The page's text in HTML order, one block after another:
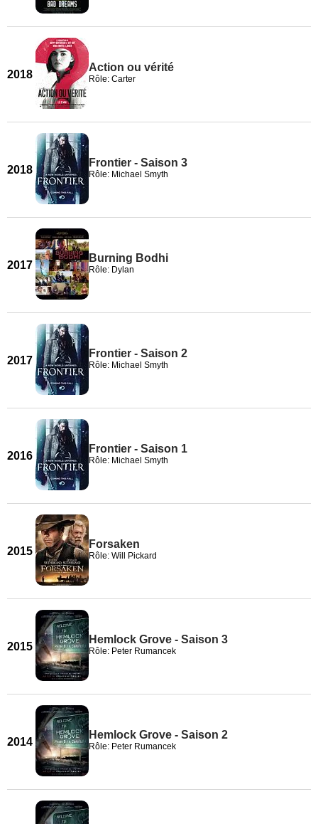
2018
Action ou vérité
Rôle: Carter
2018
Frontier - Saison 3
Rôle: Michael Smyth
2017
Burning Bodhi
Rôle: Dylan
2017
Frontier - Saison 2
Rôle: Michael Smyth
2016
Frontier - Saison 1
Rôle: Michael Smyth
2015
Forsaken
Rôle: Will Pickard
2015
Hemlock Grove - Saison 3
Rôle: Peter Rumancek
2014
Hemlock Grove - Saison 2
Rôle: Peter Rumancek